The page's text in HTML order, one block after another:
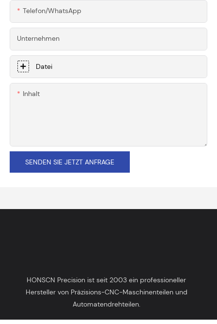
Telefon/WhatsApp
Unternehmen
Datei
Inhalt
SENDEN SIE JETZT ANFRAGE
HONSCN Precision ist seit 2003 ein professioneller
Hersteller von Präzisions-CNC-Maschinenteilen und
Automatendrehteilen.